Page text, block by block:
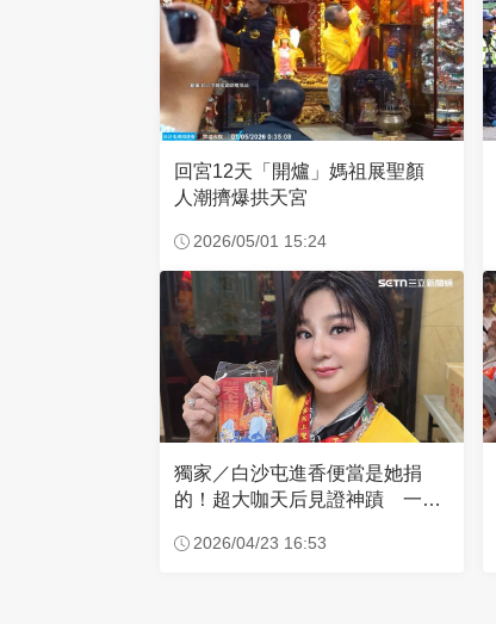
回宮12天「開爐」媽祖展聖顏
人潮擠爆拱天宮
2026/05/01 15:24
獨家／白沙屯進香便當是她捐
的！超大咖天后見證神蹟 一靠
2026/04/23 16:53